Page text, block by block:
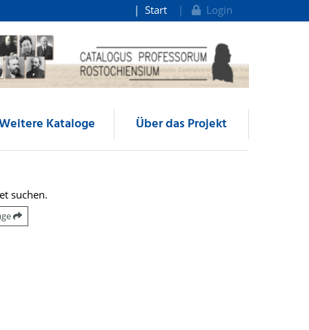
Start Login
Kataloge Über das Projekt
suchen.